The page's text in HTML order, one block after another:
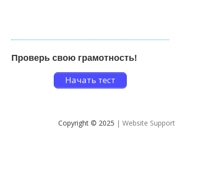
Проверь свою грамотность!
Начать тест
Copyright © 2025 | Website Support